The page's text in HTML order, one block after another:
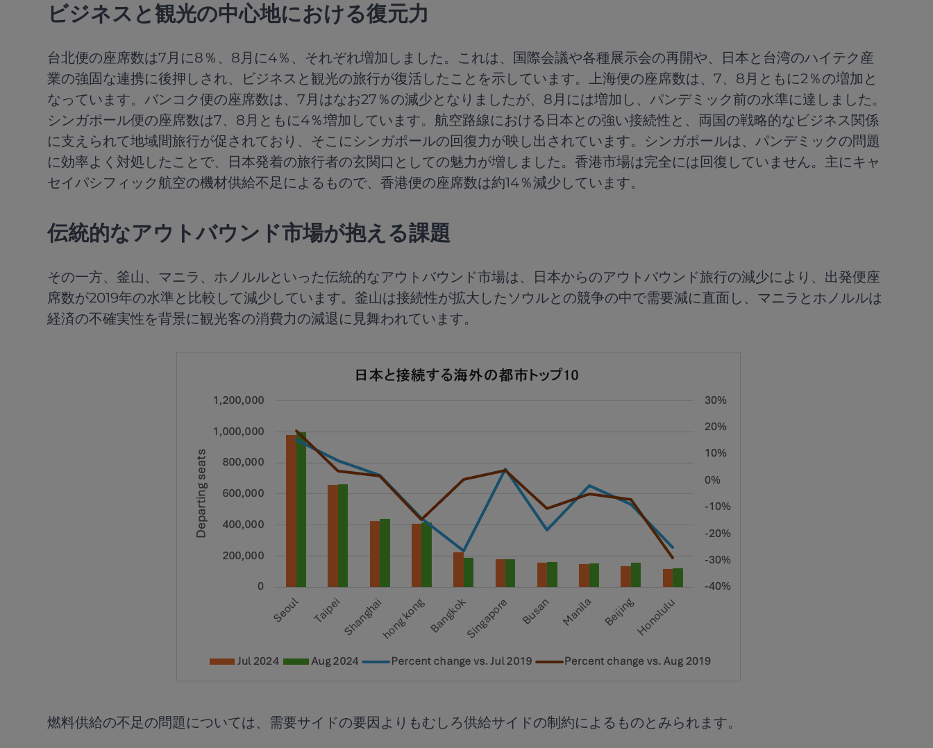
ビジネスと観光の中心地における復元力
台北便の座席数は7月に8％、8月に4％、それぞれ増加しました。これは、国際会議や各種展示会の再開や、日本と台湾のハイテク産
業の強固な連携に後押しされ、ビジネスと観光の旅行が復活したことを示しています。上海便の座席数は、7、8月ともに2％の増加と
なっています。バンコク便の座席数は、7月はなお27％の減少となりましたが、8月には増加し、パンデミック前の水準に達しました。
シンガポール便の座席数は7、8月ともに4％増加しています。航空路線における日本との強い接続性と、両国の戦略的なビジネス関係
に支えられて地域間旅行が促されており、そこにシンガポールの回復力が映し出されています。シンガポールは、パンデミックの問題
に効率よく対処したことで、日本発着の旅行者の玄関口としての魅力が増しました。香港市場は完全には回復していません。主にキャ
セイパシフィック航空の機材供給不足によるもので、香港便の座席数は約14％減少しています。
伝統的なアウトバウンド市場が抱える課題
その一方、釜山、マニラ、ホノルルといった伝統的なアウトバウンド市場は、日本からのアウトバウンド旅行の減少により、出発便座
席数が2019年の水準と比較して減少しています。釜山は接続性が拡大したソウルとの競争の中で需要減に直面し、マニラとホノルルは
経済の不確実性を背景に観光客の消費力の減退に見舞われています。
燃料供給の不足の問題については、需要サイドの要因よりもむしろ供給サイドの制約によるものとみられます。